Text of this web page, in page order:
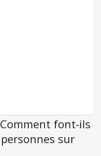
font-ils
sur